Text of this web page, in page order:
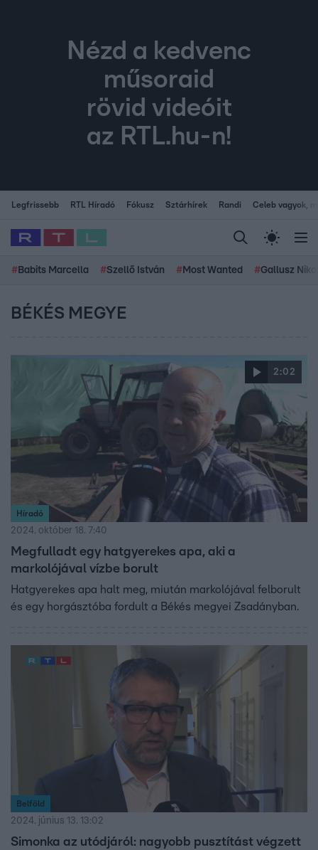
Nézd a kedvenc
műsoraid
rövid videóit
az RTL.hu-n!
Legfrissebb RTL Híradó Fókusz Sztárhírek Randi Celeb vagyok,
# Babits Marcella #Szellő István # Most Wanted #Gallusz
BÉKÉS MEGYE
2:02
Híradó
2024. október 18. 7:40
Megfulladt egy hatgyerekes apa, aki a
markolójával vízbe borult
Hatgyerekes apa halt meg, miután markolójával felborult
és egy horgásztóba fordult a Békés megyei Zsadányban.
Belföld
2024. június 13. 13:02
Simonka az utódjáról: nagyobb pusztítást végzett